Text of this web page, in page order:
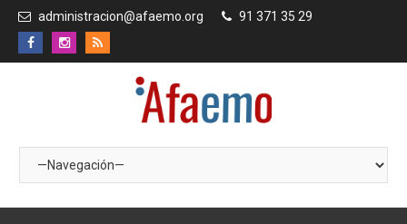
administracion@afaemo.org 91 371 35 29